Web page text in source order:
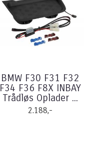
BMW F30 F31 F32
F34 F36 F8X INBAY
Trådløs Oplader ...
2.188,-